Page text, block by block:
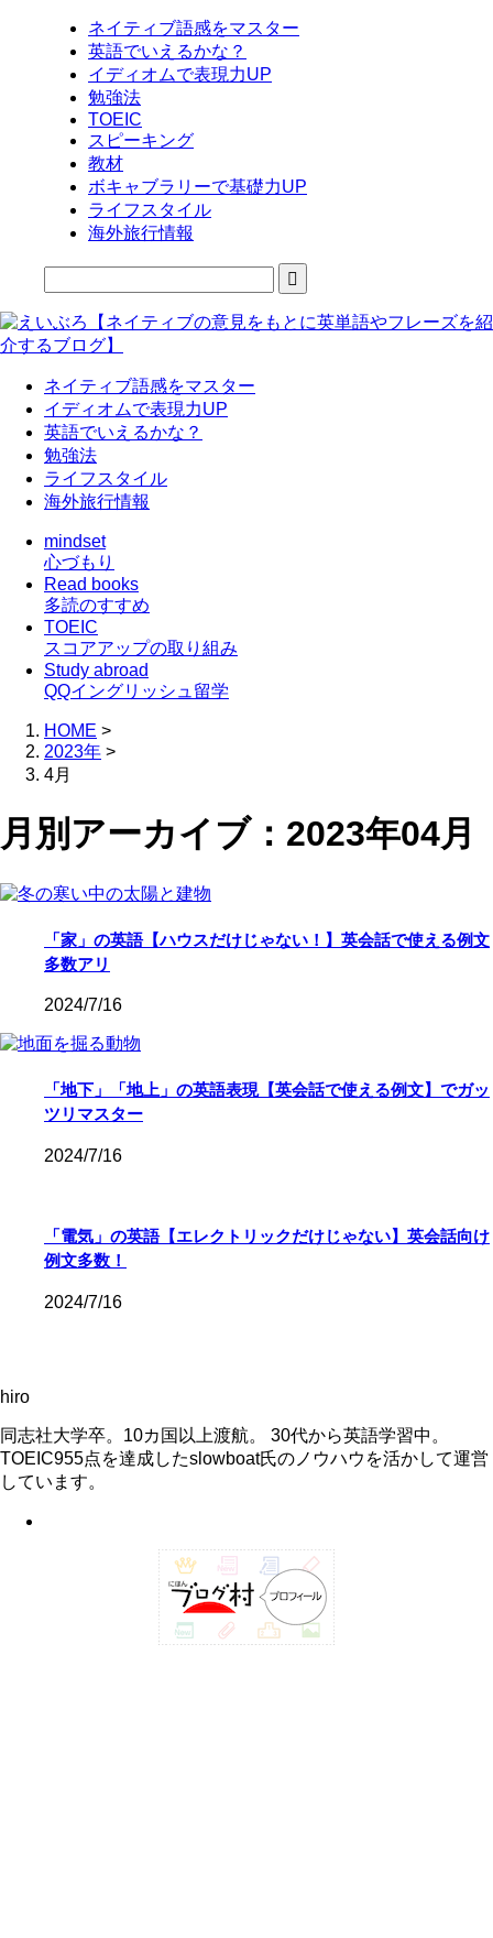
ネイティブ語感をマスター
英語でいえるかな？
イディオムで表現力UP
勉強法
TOEIC
スピーキング
教材
ボキャブラリーで基礎力UP
ライフスタイル
海外旅行情報
ネイティブ語感をマスター
イディオムで表現力UP
英語でいえるかな？
勉強法
ライフスタイル
海外旅行情報
mindset
心づもり
Read books
多読のすすめ
TOEIC
スコアアップの取り組み
Study abroad
QQイングリッシュ留学
HOME >
2023年 >
4月
月別アーカイブ：2023年04月
「家」の英語【ハウスだけじゃない！】英会話で使える例文
多数アリ
2024/7/16
「地下」「地上」の英語表現【英会話で使える例文】でガッ
ツリマスター
2024/7/16
「電気」の英語【エレクトリックだけじゃない】英会話向け
例文多数！
2024/7/16
hiro
同志社大学卒。10カ国以上渡航。 30代から英語学習中。
TOEIC955点を達成したslowboat氏のノウハウを活かして運営
しています。